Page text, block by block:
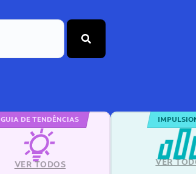
GUIA DE TENDÊNCIAS
VER TODOS VER